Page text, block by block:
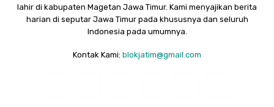
lahir di kabupaten Magetan Jawa Timur. Kami menyajikan berita
harian di seputar Jawa Timur pada khususnya dan seluruh
Indonesia pada umumnya.
Kontak Kami: blokjatim@gmail.com